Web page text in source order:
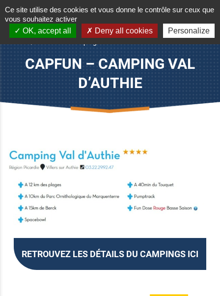
CAPFUN – CAMPING VAL
D’AUTHIE
RETROUVEZ LES DÉTAILS DU CAMPINGS ICI
Ce site utilise des cookies et vous donne le contrôle sur ceux que
vous souhaitez activer
OK, accept all
Deny all cookies Personalize